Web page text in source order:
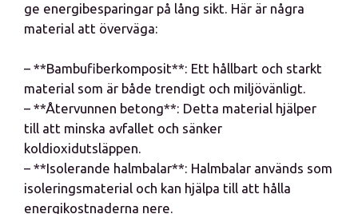
ge energibesparingar på lång sikt. Här är några
material att överväga:
– **Bambufiberkomposit**: Ett hållbart och starkt
material som är både trendigt och miljövänligt.
– **Återvunnen betong**: Detta material hjälper
till att minska avfallet och sänker
koldioxidutsläppen.
– **Isolerande halmbalar**: Halmbalar används som
isoleringsmaterial och kan hjälpa till att hålla
energikostnaderna nere.